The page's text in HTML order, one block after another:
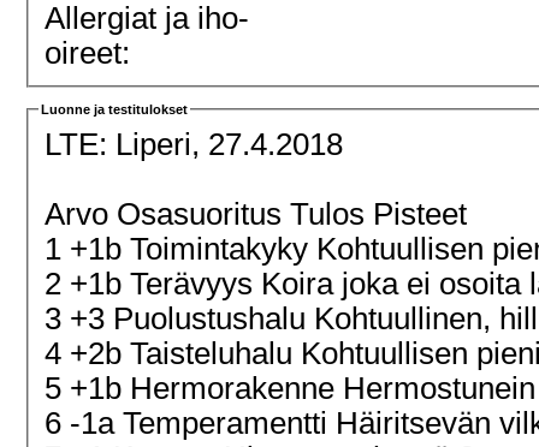
Allergiat ja iho-
oireet:
Luonne ja testitulokset
LTE: Liperi, 27.4.2018
Arvo Osasuoritus Tulos Pisteet
1 +1b Toimintakyky Kohtuullisen
2 +1b Terävyys Koira joka ei
3 +3 Puolustushalu Kohtuullinen,
4 +2b Taisteluhalu Kohtuullisen
5 +1b Hermorakenne
6 -1a Temperamentti Häiritsevän